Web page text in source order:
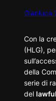
Gianluca
Con la
(HLG),
della
serie di
del